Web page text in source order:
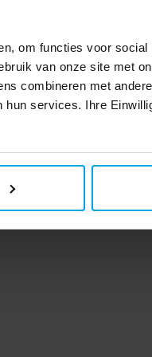
om functies voor
van onze site met
combineren met
services. Ihre